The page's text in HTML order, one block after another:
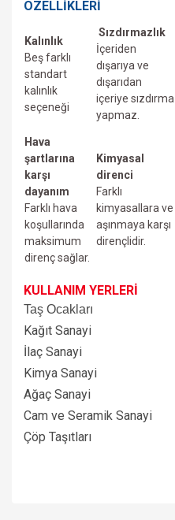
ÖZELLİKLERİ
Kalınlık
Beş farklı
standart
kalınlık
seçeneği
Sızdırmazlık
İçeriden
dışarıya ve
dışarıdan
içeriye sızdırma
yapmaz.
Hava
şartlarına
karşı
dayanım
Farklı hava
koşullarında
maksimum
direnç sağlar.
Kimyasal
direnci
Farklı
kimyasallara ve
aşınmaya karşı
dirençlidir.
KULLANIM YERLERİ
Taş Ocakları
Kağıt Sanayi
İlaç Sanayi
Kimya Sanayi
Ağaç Sanayi
Cam ve Seramik Sanayi
Çöp Taşıtları